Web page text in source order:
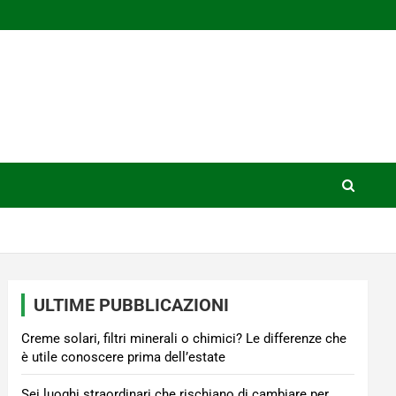
ULTIME PUBBLICAZIONI
Creme solari, filtri minerali o chimici? Le differenze che
è utile conoscere prima dell’estate